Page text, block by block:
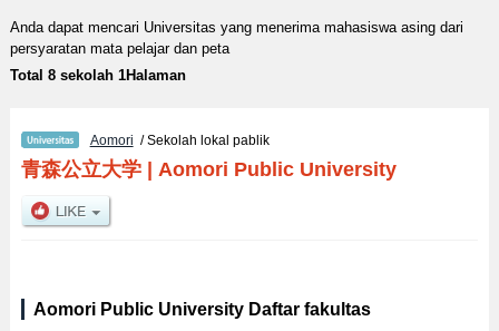
Anda dapat mencari Universitas yang menerima mahasiswa asing dari
persyaratan mata pelajar dan peta
Total 8 sekolah 1Halaman
Aomori / Sekolah lokal pablik
青森公立大学| Aomori Public University
Aomori Public University Daftar fakultas